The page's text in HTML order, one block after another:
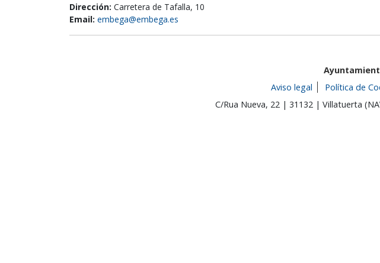
Dirección: Carretera de Tafalla, 10
Email: embega@embega.es
Aviso legal
Política de
C/Rua Nueva, 22 | 31132 | Villatuerta